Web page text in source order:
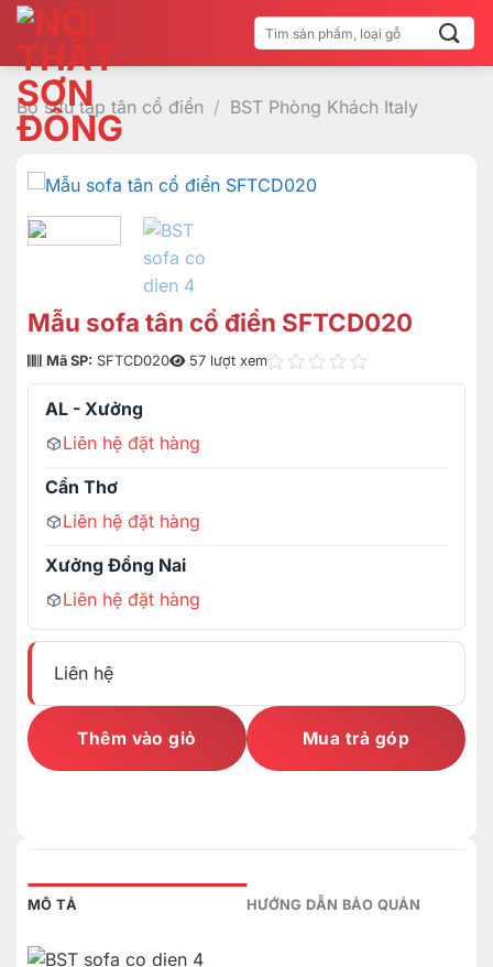
Bỏ
qua
nội
dung
Tìm
kiếm:
Bộ sưu tập tân cổ điển / BST Phòng Khách Italy
Mẫu sofa tân cổ điển SFTCD020
Mã SP: SFTCD020 57 lượt xem
AL - Xưởng
Liên hệ đặt hàng
Cần Thơ
Liên hệ đặt hàng
Xưởng Đồng Nai
Liên hệ đặt hàng
Liên hệ
Thêm vào giỏ Mua trả góp
MÔ TẢ HƯỚNG DẪN BẢO QUẢN